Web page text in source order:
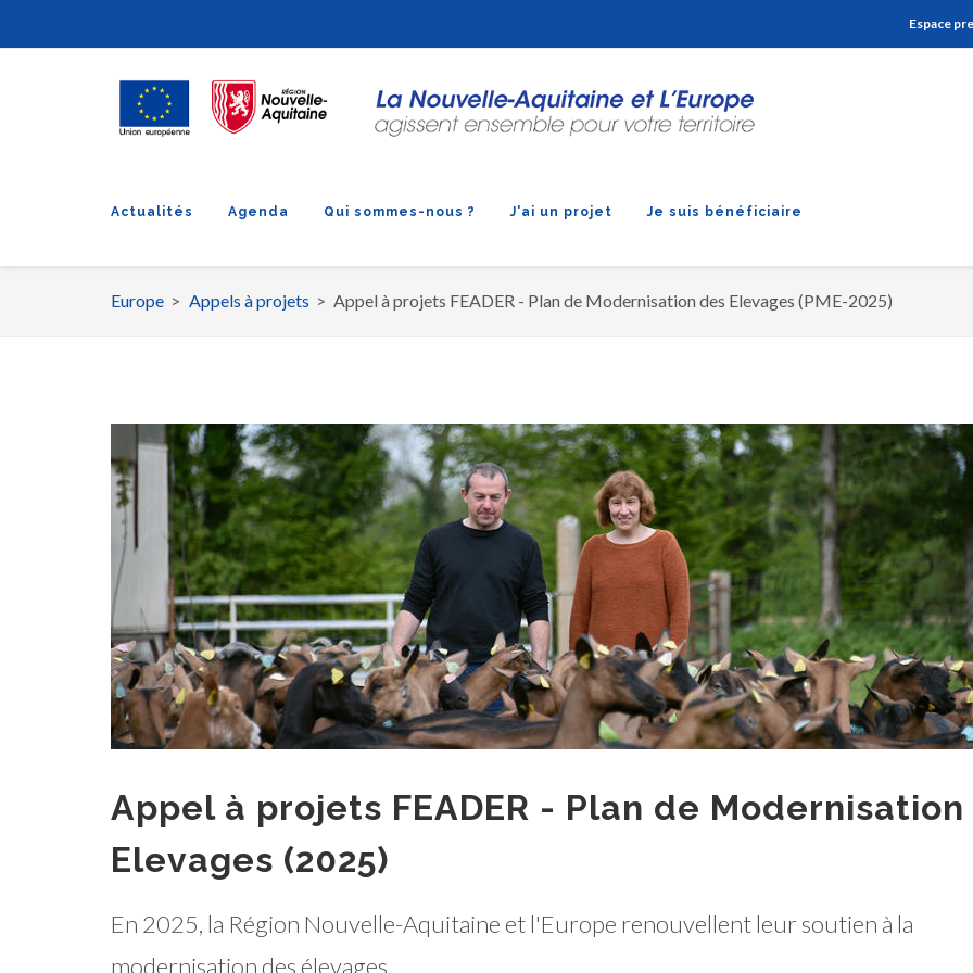
Espace
Actualités Agenda Qui sommes-nous ? J'ai un projet Je suis bénéficiaire
Fil
Europe Appels à projets Appel à projets FEADER - Plan de Modernisation des Elevages (PME-2025)
Appel à projets FEADER - Plan de
Elevages (2025)
En 2025, la Région Nouvelle-Aquitaine et l'Europe renouvellent leur soutien à la
modernisation des élevages.